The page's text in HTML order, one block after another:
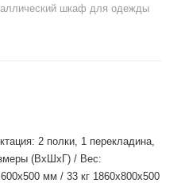
шкаф для одежды
2 полки, 1 перекладина,
(ВхШхГ) / Вес:
мм / 33 кг 1860x800x500